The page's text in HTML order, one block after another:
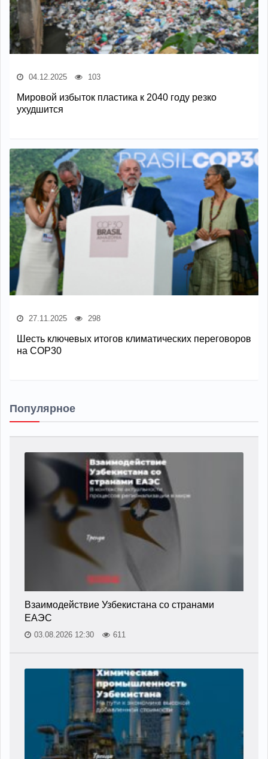
04.12.2025 103
Мировой избыток пластика к 2040 году резко
ухудшится
27.11.2025 298
Шесть ключевых итогов климатических переговоров
на COP30
Популярное
Взаимодействие Узбекистана со странами
ЕАЭС
03.08.2026 12:30 611